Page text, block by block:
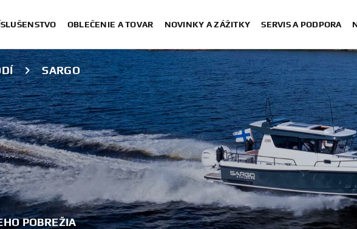
OBLEČENIE A TOVAR NOVINKY A ZÁŽITKY SERVIS A PODPORA
SARGO
POBREŽIA